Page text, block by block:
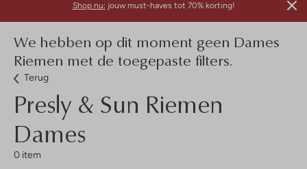
Shop nu: jouw must-haves tot 70% korting!
We hebben op dit moment geen Dames
Riemen met de toegepaste filters.
Terug
Presly & Sun Riemen
Dames
0 item